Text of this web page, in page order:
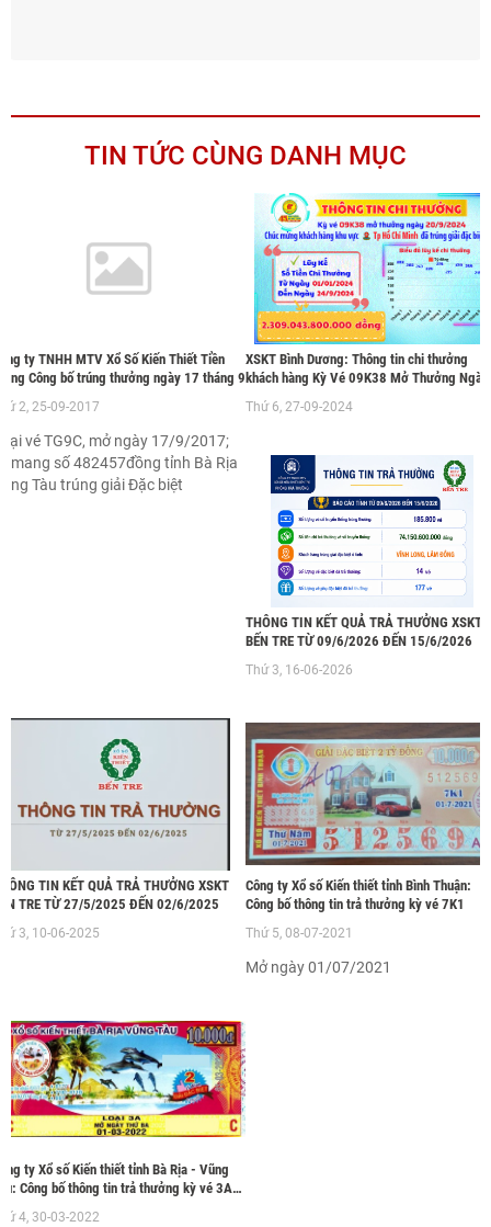
TIN TỨC CÙNG DANH MỤC
ty TNHH MTV Xổ Số Kiến Thiết Tiền
Giang Công bố trúng thưởng ngày 17 tháng 9
2, 25-09-2017
vé TG9C, mở ngày 17/9/2017;
mang số 482457đồng tỉnh Bà Rịa
Tàu trúng giải Đặc biệt
XSKT Bình Dương: Thông tin chi thưởng
khách hàng Kỳ Vé 09K38 Mở Thưởng Ngày
20/9/2024
Thứ 6, 27-09-2024
THÔNG TIN KẾT QUẢ TRẢ THƯỞNG XSKT
BẾN TRE TỪ 09/6/2026 ĐẾN 15/6/2026
Thứ 3, 16-06-2026
TIN KẾT QUẢ TRẢ THƯỞNG XSKT
TRE TỪ 27/5/2025 ĐẾN 02/6/2025
3, 10-06-2025
Công ty Xổ số Kiến thiết tỉnh Bình Thuận:
Công bố thông tin trả thưởng kỳ vé 7K1
Thứ 5, 08-07-2021
Mở ngày 01/07/2021
ty Xổ số Kiến thiết tỉnh Bà Rịa - Vũng
Công bố thông tin trả thưởng kỳ vé 3A-
4, 30-03-2022